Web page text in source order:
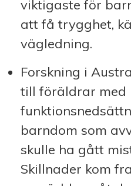
viktigaste för
att få trygghet,
vägledning.
Forskning i
till föräldrar med
barndom som
skulle ha gått
Skillnader kom